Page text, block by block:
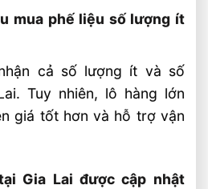
mua phế liệu số lượng ít
cả số lượng ít và số
Tuy nhiên, lô hàng lớn
giá tốt hơn và hỗ trợ vận
Gia Lai được cập nhật